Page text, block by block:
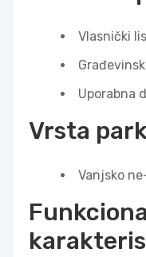
Vlasnički
Uporabna
Vrsta
Vanjsko